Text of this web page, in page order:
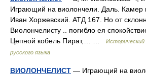
Играющий на виолончели. Даль. Камер
Иван Хоржевский. АТД 167. Но от
Виолончелисту .. погибло ея
Цепной кобель Пират,… …
Исторический
русского языка
ВИОЛОНЧЕЛИСТ — Играющий на